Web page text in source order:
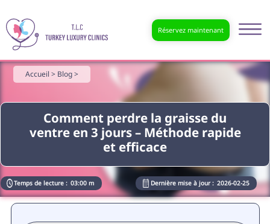
Réservez maintenant
Comment perdre la graisse du
ventre en 3 jours – Méthode rapide
et efficace
Accueil > Blog >
Temps de lecture : 03:00 m Dernière mise à jour : 2026-02-25